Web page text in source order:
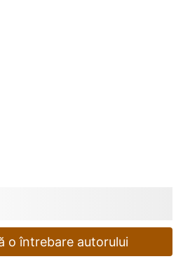
o întrebare autorului